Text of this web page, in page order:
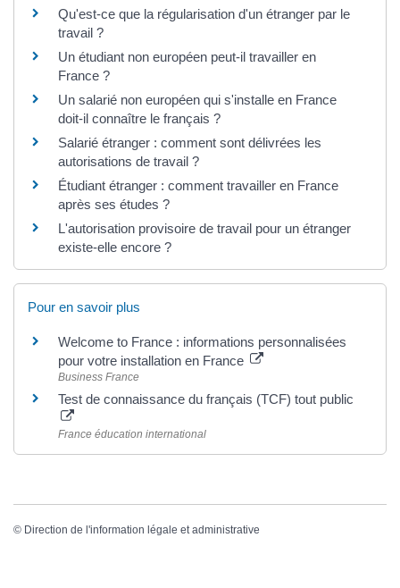
Qu'est-ce que la régularisation d'un étranger par le
travail ?
Un étudiant non européen peut-il travailler en
France ?
Un salarié non européen qui s'installe en France
doit-il connaître le français ?
Salarié étranger : comment sont délivrées les
autorisations de travail ?
Étudiant étranger : comment travailler en France
après ses études ?
L'autorisation provisoire de travail pour un étranger
existe-elle encore ?
Pour en savoir plus
Welcome to France : informations personnalisées
pour votre installation en France
Business France
Test de connaissance du français (TCF) tout public
France éducation international
© Direction de l'information légale et administrative